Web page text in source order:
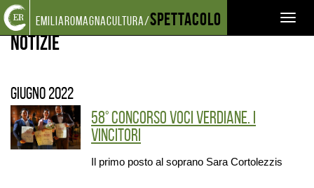
Torna
alla
home
page
Cerca
nel
sito
Salta
ai
contenuti
Salta
al
menu
principale
emiliaromagnacultura/Spettacolo
EVENTI E NEWS NOTIZIE
Notizie
giugno 2022
58° Concorso Voci Verdiane. I
vincitori
Il primo posto al soprano Sara Cortolezzis